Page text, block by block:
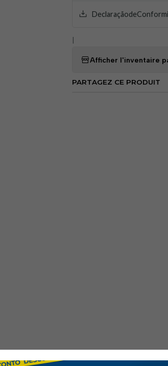
efficacité dans le
Domaines d'expertise :
Entreprises et
1 masque de
Afficher l'inventaire
PARTAGEZ CE PRODUIT